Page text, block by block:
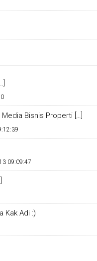
Bisnis Properti […]
09:09:47
Kak Adi :)